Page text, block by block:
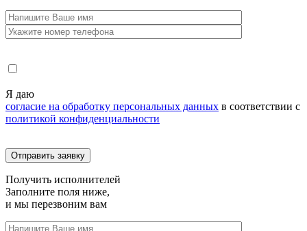
Я даю
согласие на обработку персональных данных в соответствии с
политикой конфиденциальности
Получить исполнителей
Заполните поля ниже,
и мы перезвоним вам